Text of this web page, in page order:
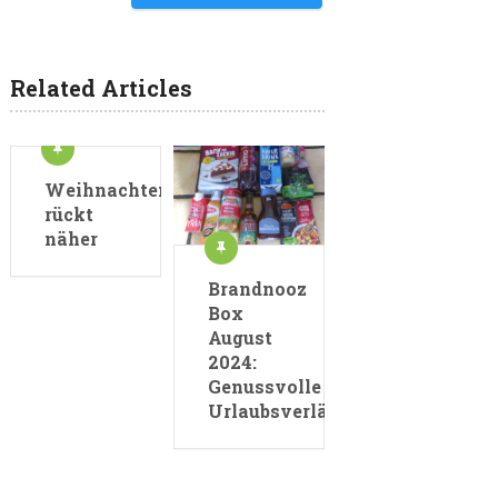
Related Articles
Weihnachten
rückt
näher
Brandnooz
Box
August
2024:
Genussvolle
Urlaubsverlängerung